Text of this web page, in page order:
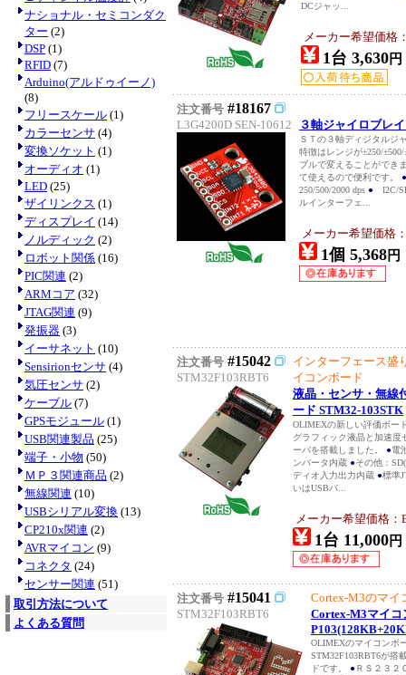
ナショナル・セミコンダク
ター (2)
DSP (1)
RFID (7)
Arduino(アルドゥイーノ)
(8)
フリースケール (1)
カラーセンサ (4)
変換ソケット (1)
オーディオ (1)
LED (25)
ザイリンクス (1)
ディスプレイ (14)
ノルディック (2)
ロボット関係 (16)
PIC関連 (2)
ARMコア (32)
JTAG関連 (9)
発振器 (3)
イーサネット (10)
Sensirionセンサ (4)
気圧センサ (2)
ケーブル (7)
GPSモジュール (1)
USB関連製品 (25)
端子・小物 (50)
ＭＰ３関連商品 (2)
無線関連 (10)
USBシリアル変換 (13)
CP210x関連 (2)
AVRマイコン (9)
コネクタ (24)
センサー関連 (51)
取引方法について
よくある質問
DCジャッ...
メーカー希望価格
1台 3,630円
注文番号 #18167
L3G4200D SEN-10612 ３軸ジャイロブレ
ＳＴの３軸ディジタルジ
特徴はレンジが±250/
ブルで変えることができ
て使えるので便利です。 ●
250/500/2000 dps ● I2C/
ルインターフェ...
メーカー希望価格
1個 5,368円
注文番号 #15042
STM32F103RBT6
インターフェース盛
イコンボード
液晶・センサ・無線
ード STM32-103STK
OLIMEXの新しい評価ボー
グラフィック液晶と加速度
ーバを搭載しました。 ●電
ンバータ内蔵 ●その他：
ディオ入力出力内蔵 ●標準
いはUSBバ...
メーカー希望価格：
1台 11,000円
注文番号 #15041
STM32F103RBT6
Cortex-M3のマイ
Cortex-M3マイコ
OLIMEXのマイコンボ
STM32F103RBT6が搭
ドです。 ● ＲＳ２３２